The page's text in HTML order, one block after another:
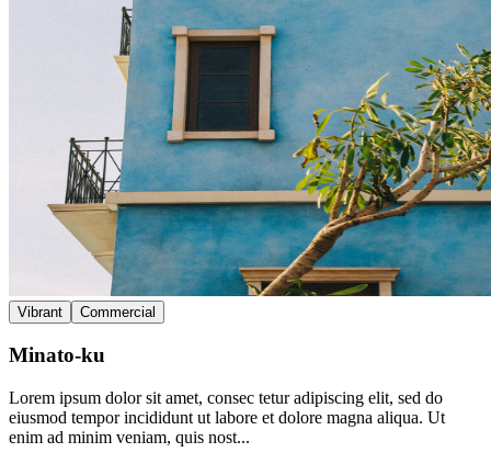
Vibrant Commercial
Minato-ku
Lorem ipsum dolor sit amet, consec tetur adipiscing elit, sed do
eiusmod tempor incididunt ut labore et dolore magna aliqua. Ut
enim ad minim veniam, quis nost...